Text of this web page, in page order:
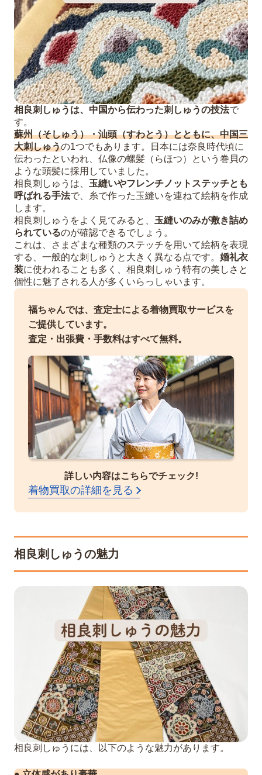
相良刺しゅうは、中国から伝わった刺しゅうの技法で
す。
蘇州（そしゅう）・汕頭（すわとう）とともに、中国三
大刺しゅうの1つでもあります。日本には奈良時代頃に
伝わったといわれ、仏像の螺髪（らほつ）という巻貝の
ような頭髪に採用していました。
相良刺しゅうは、 玉縫いやフレンチノットステッチとも
呼ばれる手法で、糸で作った玉縫いを連ねて絵柄を作成
します。
相良刺しゅうをよく見てみると、 玉縫いのみが敷き詰め
られているのが確認できるでしょう。
これは、さまざまな種類のステッチを用いて絵柄を表現
する、一般的な刺しゅうと大きく異なる点です。 婚礼衣
装に使われることも多く、相良刺しゅう特有の美しさと
個性に魅了される人が多くいらっしゃいます。
福ちゃんでは、査定士による着物買取サービスを
ご提供しています。
査定・出張費・手数料はすべて無料。
詳しい内容はこちらでチェック!
着物買取の詳細を見る
相良刺しゅうの魅力
相良刺しゅうには、以下のような魅力があります。